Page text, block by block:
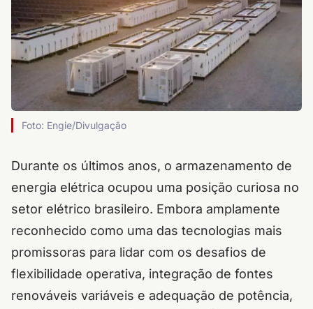
Foto: Engie/Divulgação
Durante os últimos anos, o armazenamento de
energia elétrica ocupou uma posição curiosa no
setor elétrico brasileiro. Embora amplamente
reconhecido como uma das tecnologias mais
promissoras para lidar com os desafios de
flexibilidade operativa, integração de fontes
renováveis variáveis e adequação de potência,